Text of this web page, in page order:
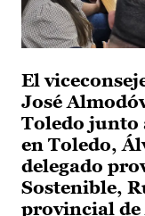
El
José
Toledo junto
en Toledo,
delegado
Sostenible,
provincial